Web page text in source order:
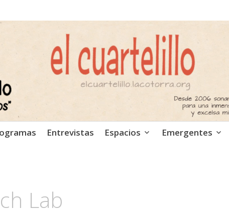
música independiente. Podcast
Entrevistas Espacios Emergentes
Lab